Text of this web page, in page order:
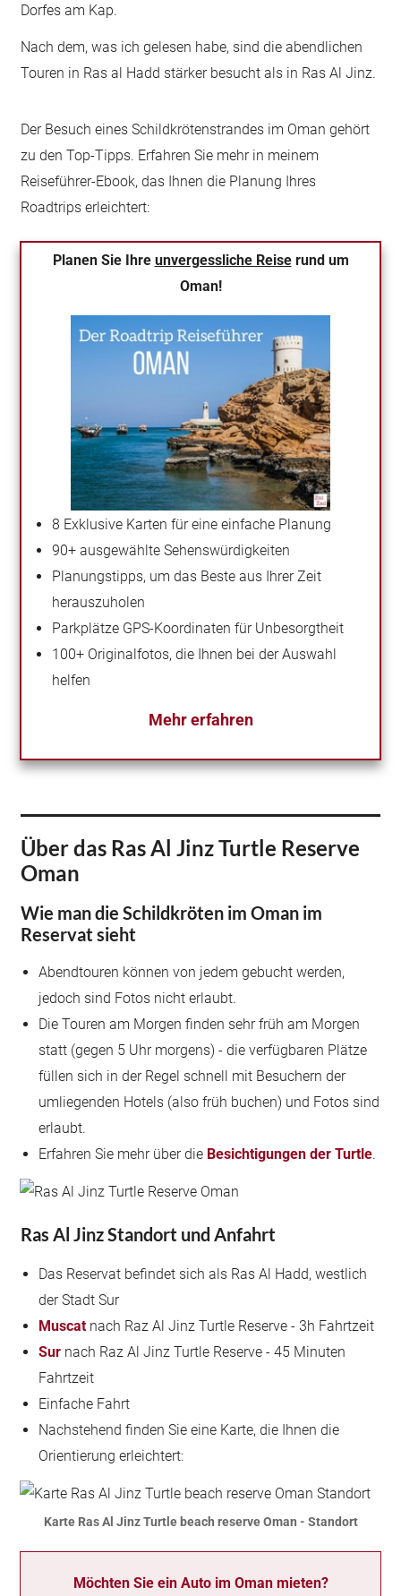
Dorfes am Kap.
Nach dem, was ich gelesen habe, sind die abendlichen
Touren in Ras al Hadd stärker besucht als in Ras Al Jinz.
Der Besuch eines Schildkrötenstrandes im Oman gehört
zu den Top-Tipps. Erfahren Sie mehr in meinem
Reiseführer-Ebook, das Ihnen die Planung Ihres
Roadtrips erleichtert:
Planen Sie Ihre unvergessliche Reiserund um
Oman!
8 Exklusive Karten für eine einfache Planung
90+ ausgewählte Sehenswürdigkeiten
Planungstipps, um das Beste aus Ihrer Zeit
herauszuholen
Parkplätze GPS-Koordinaten für Unbesorgtheit
100+ Originalfotos, die Ihnen bei der Auswahl
helfen
Mehr erfahren
Über das Ras Al Jinz Turtle Reserve
Oman
Wie man die Schildkröten im Oman im
Reservat sieht
Abendtouren können von jedem gebucht werden,
jedoch sind Fotos nicht erlaubt.
Die Touren am Morgen finden sehr früh am Morgen
statt (gegen 5 Uhr morgens) - die verfügbaren Plätze
füllen sich in der Regel schnell mit Besuchern der
umliegenden Hotels (also früh buchen) und Fotos sind
erlaubt.
Erfahren Sie mehr über die Besichtigungen der Turtle.
Ras Al Jinz Standort und Anfahrt
Das Reservat befindet sich als Ras Al Hadd, westlich
der Stadt Sur
Muscatnach Raz Al Jinz Turtle Reserve - 3h Fahrtzeit
Sur nach Raz Al Jinz Turtle Reserve - 45 Minuten
Fahrtzeit
Einfache Fahrt
Nachstehend finden Sie eine Karte, die Ihnen die
Orientierung erleichtert:
Karte Ras Al Jinz Turtle beach reserve Oman - Standort
Möchten Sie ein Auto im Oman mieten?